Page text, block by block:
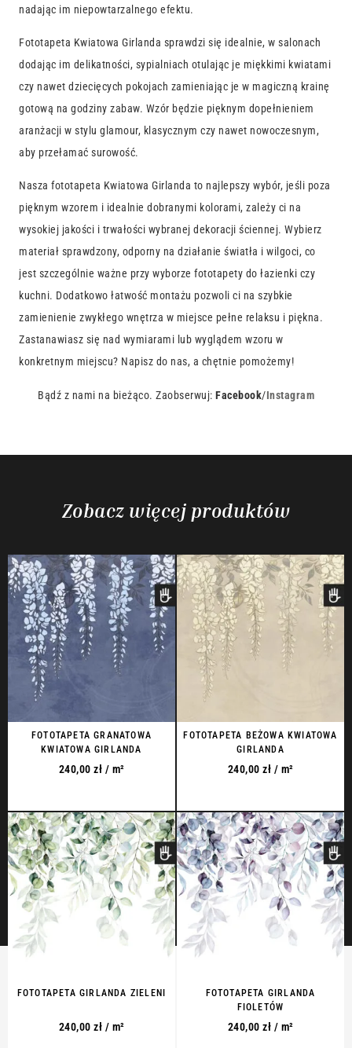
nadając im niepowtarzalnego efektu.
Fototapeta Kwiatowa Girlanda sprawdzi się idealnie, w salonach
dodając im delikatności, sypialniach otulając je miękkimi kwiatami
czy nawet dziecięcych pokojach zamieniając je w magiczną krainę
gotową na godziny zabaw. Wzór będzie pięknym dopełnieniem
aranżacji w stylu glamour, klasycznym czy nawet nowoczesnym,
aby przełamać surowość.
Nasza fototapeta Kwiatowa Girlanda to najlepszy wybór, jeśli poza
pięknym wzorem i idealnie dobranymi kolorami, zależy ci na
wysokiej jakości i trwałości wybranej dekoracji ściennej. Wybierz
materiał sprawdzony, odporny na działanie światła i wilgoci, co
jest szczególnie ważne przy wyborze fototapety do łazienki czy
kuchni. Dodatkowo łatwość montażu pozwoli ci na szybkie
zamienienie zwykłego wnętrza w miejsce pełne relaksu i piękna.
Zastanawiasz się nad wymiarami lub wyglądem wzoru w
konkretnym miejscu? Napisz do nas, a chętnie pomożemy!
Bądź z nami na bieżąco. Zaobserwuj: Facebook/Instagram
Zobacz więcej produktów
FOTOTAPETA GRANATOWA
KWIATOWA GIRLANDA
240,00 zł / m²
FOTOTAPETA BEŻOWA KWIATOWA
GIRLANDA
240,00 zł / m²
FOTOTAPETA GIRLANDA ZIELENI
240,00 zł / m²
FOTOTAPETA GIRLANDA
FIOLETÓW
240,00 zł / m²